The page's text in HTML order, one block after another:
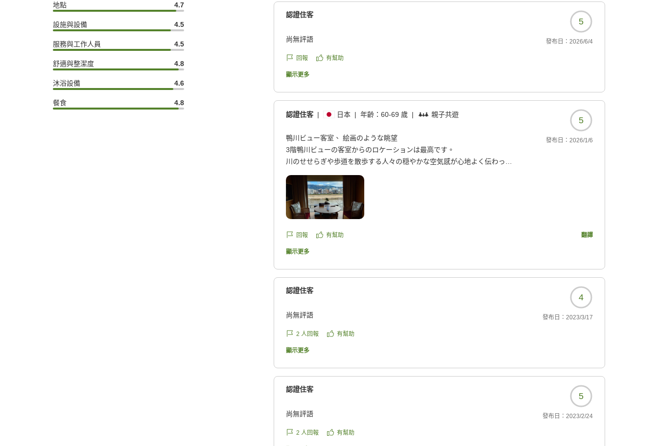
地點 4.7
設施與設備 4.5
服務與工作人員 4.5
舒適與整潔度 4.8
沐浴設備 4.6
餐食 4.8
認證住客
5
尚無評語 發布日： 2026/6/4
回報 有幫助
顯示更多
認證住客 | 日本 | 年齡：60-69 歲 | 親子共遊
5
鴨川ビュー客室、 絵画のような眺望
3階鴨川ビューの客室からのロケーションは最高です。
川のせせらぎや歩道を散歩する人々の穏やかな空気感が心地よく伝わって
床から天井まで続く大きな一枚ガラスが「額縁」の役割を果たし、東山三
十六峰のパノラマが絵画のように広がります。ミシュランの和食も朝食も
洗練されたものでした。
クチコミの詳細はこちらから
https://review.travel.rakuten.co.jp/hotel/voice/178413?
發布日： 2026/1/6
回報 有幫助 翻譯
顯示更多
認證住客
4
尚無評語 發布日： 2023/3/17
2 人回報 有幫助
顯示更多
認證住客
5
尚無評語 發布日： 2023/2/24
2 人回報 有幫助